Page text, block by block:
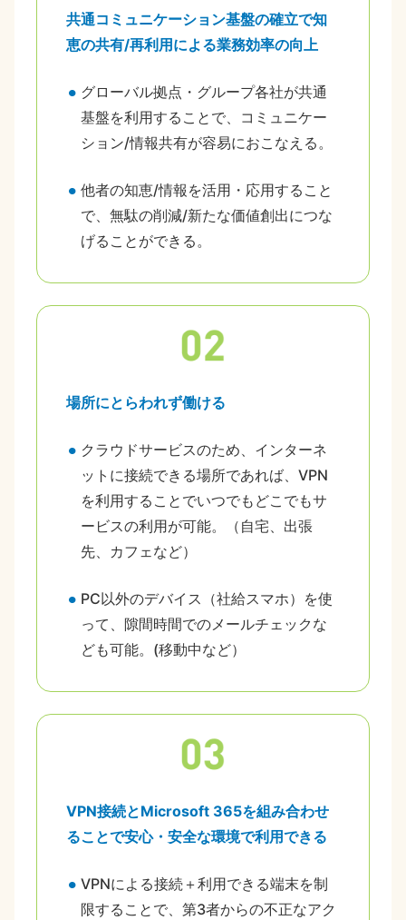
共通コミュニケーション基盤の確立で知
恵の共有/再利用による業務効率の向上
グローバル拠点・グループ各社が共通
基盤を利用することで、コミュニケー
ション/情報共有が容易におこなえる。
他者の知恵/情報を活用・応用すること
で、無駄の削減/新たな価値創出につな
げることができる。
場所にとらわれず働ける
クラウドサービスのため、インターネ
ットに接続できる場所であれば、VPN
を利用することでいつでもどこでもサ
ービスの利用が可能。（自宅、出張
先、カフェなど）
PC以外のデバイス（社給スマホ）を使
って、隙間時間でのメールチェックな
ども可能。(移動中など）
VPN接続とMicrosoft 365を組み合わせ
ることで安心・安全な環境で利用できる
VPNによる接続＋利用できる端末を制
限することで、第3者からの不正なアク